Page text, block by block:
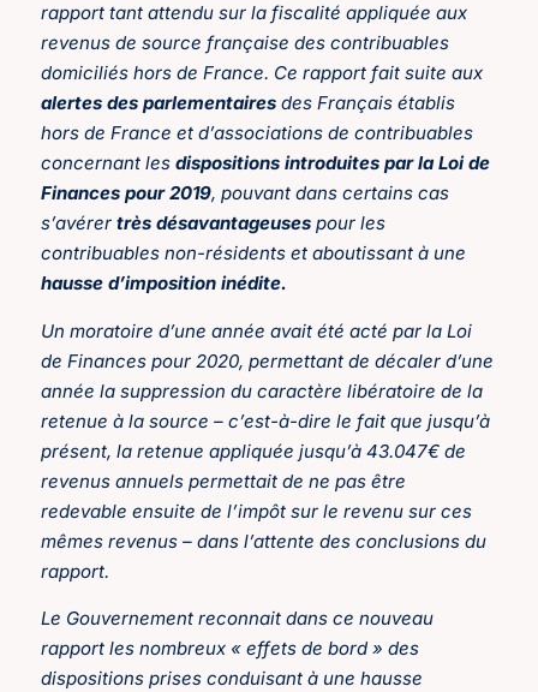
rapport tant attendu sur la fiscalité appliquée aux
revenus de source française des contribuables
domiciliés hors de France. Ce rapport fait suite aux
alertes des parlementaires des Français établis
hors de France et d’associations de contribuables
concernant lesdispositions introduites par la Loi de
Finances pour 2019, pouvant dans certains cas
s’avérertrès désavantageuses pour les
contribuables non-résidents et aboutissant à une
hausse d’imposition inédite.
Un moratoire d’une année avait été acté par la Loi
de Finances pour 2020, permettant de décaler d’une
année la suppression du caractère libératoire de la
retenue à la source – c’est-à-dire le fait que jusqu’à
présent, la retenue appliquée jusqu’à 43.047€ de
revenus annuels permettait de ne pas être
redevable ensuite de l’impôt sur le revenu sur ces
mêmes revenus – dans l’attente des conclusions du
rapport.
Le Gouvernement reconnait dans ce nouveau
rapport les nombreux « effets de bord » des
dispositions prises conduisant à une hausse